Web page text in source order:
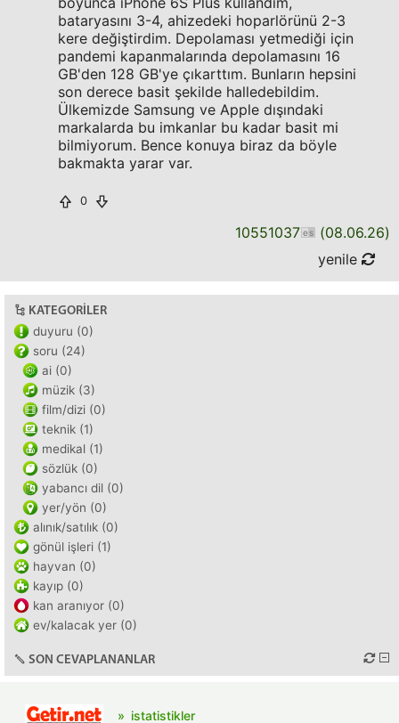
bataryasını 3-4, ahizedeki hoparlörünü 2-3
kere değiştirdim. Depolaması yetmediği için
pandemi kapanmalarında depolamasını 16
GB'den 128 GB'ye çıkarttım. Bunların hepsini
son derece basit şekilde halledebildim.
Ülkemizde Samsung ve Apple dışındaki
markalarda bu imkanlar bu kadar basit mi
bilmiyorum. Bence konuya biraz da böyle
bakmakta yarar var.
0
10551037 (08.06.26)
yenile
KATEGORILER
duyuru (0)
soru (24)
ai (0)
müzik (3)
film/dizi (0)
teknik (1)
medikal (1)
sözlük (0)
yabancı dil (0)
yer/yön (0)
alınık/satılık (0)
gönül işleri (1)
hayvan (0)
kayıp (0)
kan aranıyor (0)
ev/kalacak yer (0)
SON CEVAPLANANLAR
istatistikler